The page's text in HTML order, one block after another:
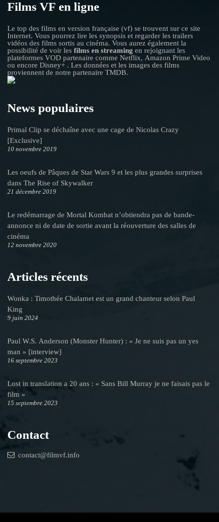
Films VF en ligne
Le top des films en version française (vf) se trouvent sur ce site
Internet. Vous pourrez lire les synopsis et regarder les trailers
vidéos des films sortis au cinéma. Vous aurez également la
possibilité de voir les films en streaming en rejoignant les
plateformes VOD partenaire comme Netflix, Amazon Prime Video
ou encore Disney+ . Les données et les images des films
proviennent de notre partenaire TMDB.
News populaires
Primal Clip se déchaîne avec une cage de Nicolas Crazy
[Exclusive]
10 novembre 2019
Les oeufs de Pâques de Star Wars 9 et les plus grandes surprises
dans The Rise of Skywalker
21 décembre 2019
Le redémarrage de Mortal Kombat n’obtiendra pas de bande-
annonce ni de date de sortie avant la réouverture des salles de
cinéma
12 novembre 2020
Articles récents
Wonka : Timothée Chalamet est un grand chanteur selon Paul
King
9 juin 2024
Paul W.S. Anderson (Monster Hunter) : « Je ne suis pas un yes
man » [interview]
16 septembre 2023
Lost in translation a 20 ans : « Sans Bill Murray je ne faisais pas le
film »
15 septembre 2023
Contact
contact@filmvf.info